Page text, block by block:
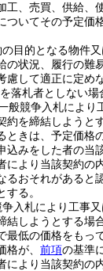
工、売買、供給、
ついてその予定価
目的となる物件
の状況、履行の難
慮して適正に定め
落札者としない場
般競争入札により
約を締結しようと
ときは、予定価格
込みをした者の当
により当該契約の
るおそれがあると
る。
入札により工事
結しようとする場
最低の価格をもっ
格が、 前項の基準
により当該契約の